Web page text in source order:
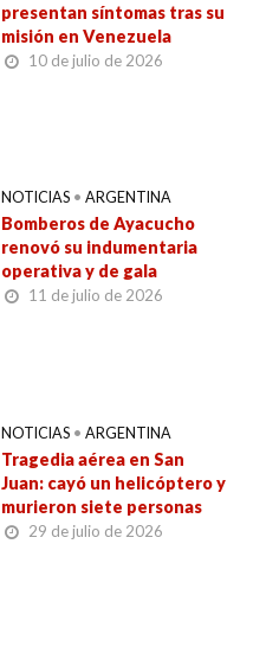
presentan síntomas tras su
misión en Venezuela
10 de julio de 2026
NOTICIAS • ARGENTINA
Bomberos de Ayacucho
renovó su indumentaria
operativa y de gala
11 de julio de 2026
NOTICIAS • ARGENTINA
Tragedia aérea en San
Juan: cayó un helicóptero y
murieron siete personas
29 de julio de 2026